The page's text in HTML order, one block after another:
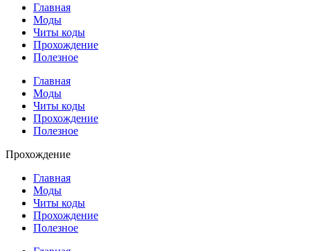
Главная
Моды
Читы коды
Прохождение
Полезное
Главная
Моды
Читы коды
Прохождение
Полезное
Прохождение
Главная
Моды
Читы коды
Прохождение
Полезное